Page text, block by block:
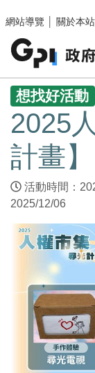
網站導覽
關於本站
:::
想找好活動
2025
計畫】
活動時間：
2025/12/06